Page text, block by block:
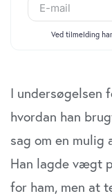
I undersøgelsen
hvordan han
sag om en mulig
Han lagde vægt
for ham, men at